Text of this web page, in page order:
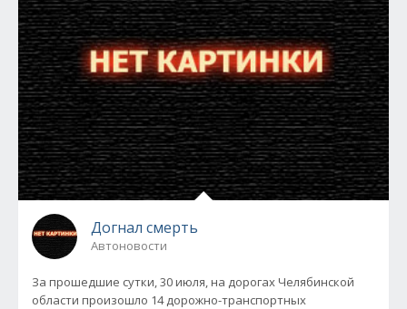
Догнал смерть
Автоновости
За прошедшие сутки, 30 июля, на дорогах Челябинской
области произошло 14 дорожно-транспортных